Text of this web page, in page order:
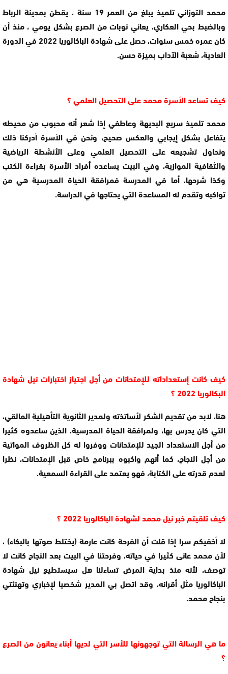
محمد التوزاني تلميذ يبلغ من العمر 19 سنة ، يقطن بمدينة الرباط
وبالضبط بحي العكاري، يعاني نوبات من الصرع بشكل يومي ، منذ أن
كان عمره خمس سنوات، حصل على شهادة الباكالوريا 2022 في الدورة
العادية، شعبة الآداب بميزة حسن.
كيف تساعد الأسرة محمد على التحصيل العلمي ؟
محمد تلميذ سريع البديهة وعاطفي إذا شعر أنه محبوب من محيطه
يتفاعل بشكل إيجابي والعكس صحيح، ونحن في الأسرة أدركنا ذلك
ونحاول تشجيعه على التحصيل العلمي وعلى الأنشطة الرياضية
والثقافية الموازية، وفي البيت يساعده أفراد الأسرة بقراءة الكتب
وكذا شرحها، أما في المدرسة فمرافقة الحياة المدرسية هي من
تواكبه وتقدم له المساعدة التي يحتاجها في الدراسة.
كيف كانت إستعداداته للإمتحانات من أجل اجتياز اختبارات نيل شهادة
البكالوريا 2022 ؟
هنا، لابد من تقديم الشكر لأساتذته ولمدير الثانوية التأهيلية المالقي،
التي كان يدرس بها، ولمرافقة الحياة المدرسية، الذين ساعدوه كثيرا
من أجل الاستعداد الجيد للإمتحانات ووفروا له كل الظروف المواتية
من أجل النجاح، كما أنهم واكبوه ببرنامج خاص قبل الإمتحانات، نظرا
لعدم قدرته على الكتابة، فهو يعتمد على القراءة السمعية.
كيف تلقيتم خبر نيل محمد لشهادة الباكالوريا 2022 ؟
لا أخفيكم سرا إذا قلت أن الفرحة كانت عارمة (يختلط صوتها بالبكاء) ،
لأن محمد عانى كثيرا في حياته، وفرحتنا في البيت بعد النجاح كانت لا
توصف، لأنه منذ بداية المرض تساءلنا هل سيستطيع نيل شهادة
الباكالوريا مثل أقرانه، وقد اتصل بي المدير شخصيا لإخباري وتهنئتي
بنجاح محمد.
ما هي الرسالة التي توجهونها للأسر التي لديها أبناء يعانون من الصرع
؟